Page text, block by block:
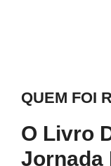
QUEM FOI
O Livro
Jornada